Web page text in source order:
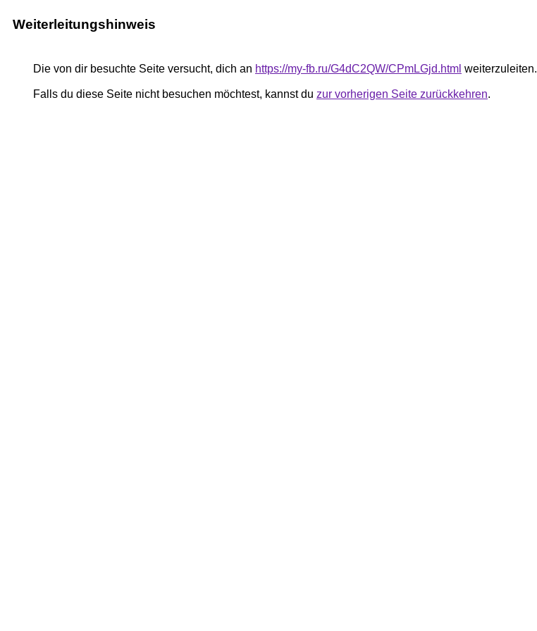
Weiterleitungshinweis
Die von dir besuchte Seite versucht, dich an https://my-fb.ru/G4dC2QW/CPmLGjd.html weiterzuleiten.
Falls du diese Seite nicht besuchen möchtest, kannst du zur vorherigen Seite zurückkehren.